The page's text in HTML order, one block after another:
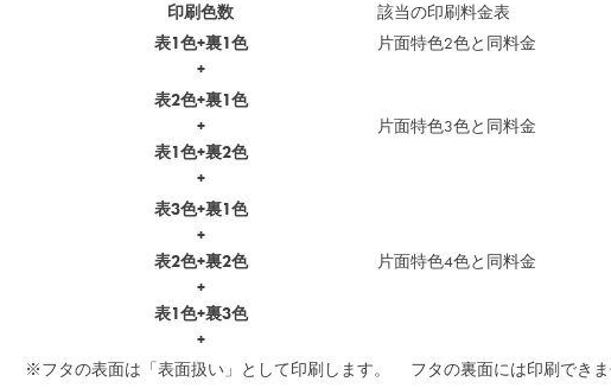
印刷色数
該当の印刷料金表
表1色+裏1色
+
片面特色2色と同料金
表2色+裏1色
+
表1色+裏2色
+
片面特色3色と同料金
表3色+裏1色
+
表2色+裏2色
+
表1色+裏3色
+
片面特色4色と同料金
※フタの表面は「表面扱い」として印刷します。 フタの裏面には印刷でき